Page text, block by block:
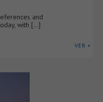
and
with [...]
VER +